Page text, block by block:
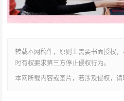
转载本网稿件，原则上需要书面授权
时有权要求第三方停止侵权行为。
本网所载内容或图片，若涉及侵权，请